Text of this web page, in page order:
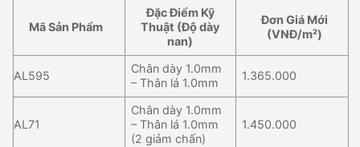
Mã Sản Phẩm
Đặc Điểm Kỹ
Thuật (Độ dày
nan)
Đơn Giá Mới
(VNĐ/m²)
AL595
Chân dày 1.0mm
– Thân lá 1.0mm
1.365.000
AL71
Chân dày 1.0mm
– Thân lá 1.0mm
(2 giảm chấn)
1.450.000